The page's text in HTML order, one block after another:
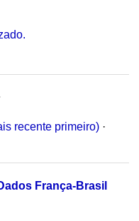
recente primeiro) ·
França-Brasil